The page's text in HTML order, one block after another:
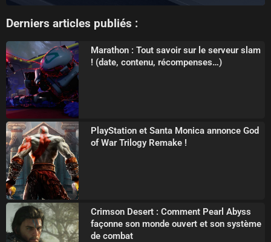
Derniers articles publiés :
Marathon : Tout savoir sur le serveur slam
! (date, contenu, récompenses…)
PlayStation et Santa Monica annonce God
of War Trilogy Remake !
Crimson Desert : Comment Pearl Abyss
façonne son monde ouvert et son système
de combat